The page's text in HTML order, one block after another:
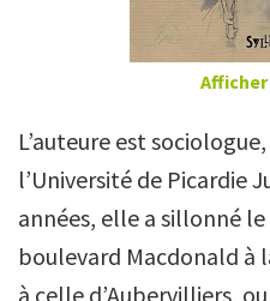
L’auteure est
l’Université de Picardie
années, elle a sillonné
boulevard Macdonald à
à celle d’Aubervilliers,